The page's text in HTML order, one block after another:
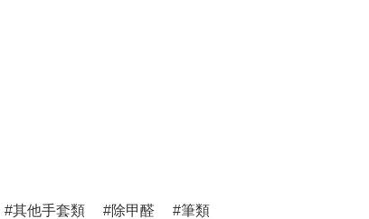
其他手套類 除甲醛 筆類